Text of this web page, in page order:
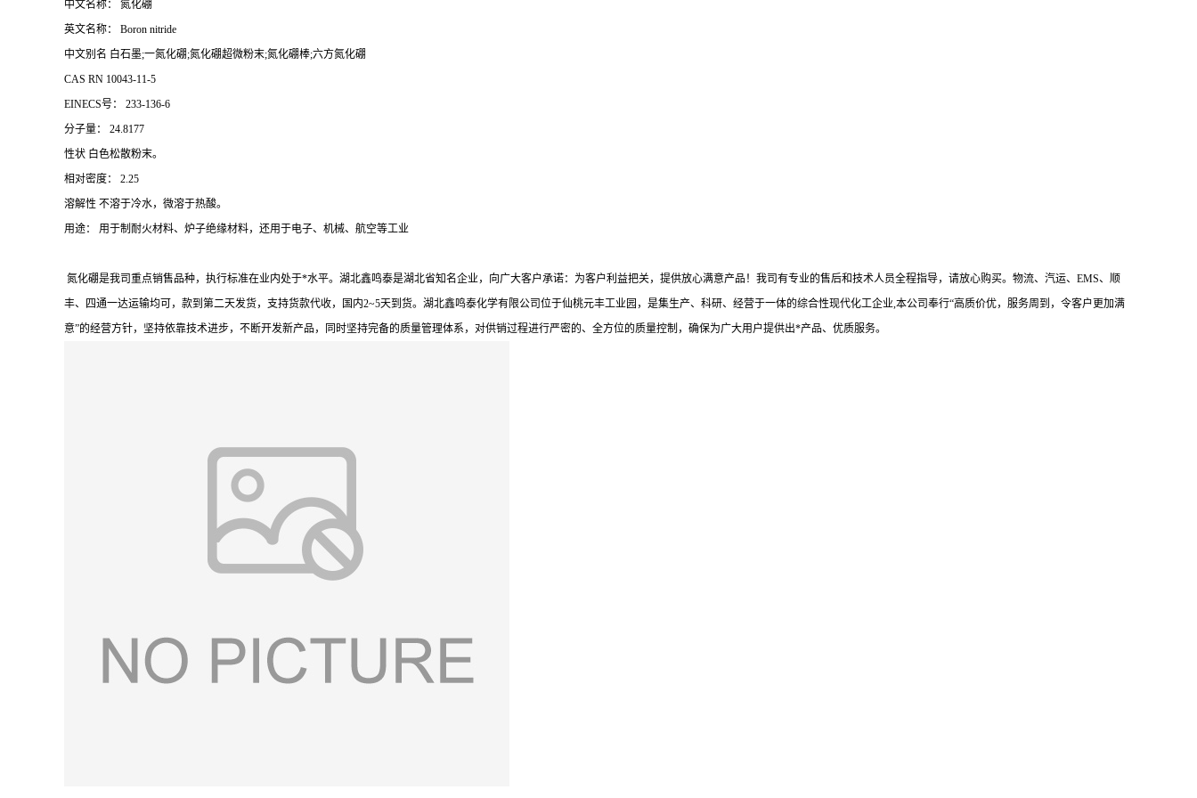
中文名称： 氮化硼
英文名称： Boron nitride
中文别名 白石墨;一氮化硼;氮化硼超微粉末;氮化硼棒;六方氮化硼
CAS RN 10043-11-5
EINECS号： 233-136-6
分子量： 24.8177
性状 白色松散粉末。
相对密度： 2.25
溶解性 不溶于冷水，微溶于热酸。
用途： 用于制耐火材料、炉子绝缘材料，还用于电子、机械、航空等工业
氮化硼是我司重点销售品种，执行标准在业内处于*水平。湖北鑫鸣泰是湖北省知名企业，向广大客户承诺：为客户利益把关，提供放心满意产品！我司有专业的售后和技术人员全程指导，请放心购买。物流、汽运、EMS、顺
丰、四通一达运输均可，款到第二天发货，支持货款代收，国内2~5天到货。湖北鑫鸣泰化学有限公司位于仙桃元丰工业园，是集生产、科研、经营于一体的综合性现代化工企业,本公司奉行“高质价优，服务周到，令客户更加满
意”的经营方针，坚持依靠技术进步，不断开发新产品，同时坚持完备的质量管理体系，对供销过程进行严密的、全方位的质量控制，确保为广大用户提供出*产品、优质服务。